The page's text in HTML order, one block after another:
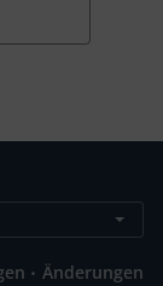
. Änderungen